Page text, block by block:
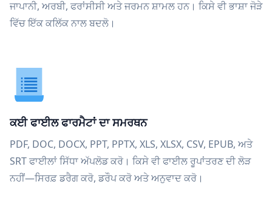
ਜਾਪਾਨੀ, ਅਰਬੀ, ਫਰਾਂਸੀਸੀ ਅਤੇ ਜਰਮਨ ਸ਼ਾਮਲ ਹਨ। ਕਿਸੇ ਵੀ ਭਾਸ਼ਾ ਜੋੜੇ
ਵਿੱਚ ਇੱਕ ਕਲਿੱਕ ਨਾਲ ਬਦਲੋ।
ਕਈ ਫਾਈਲ ਫਾਰਮੈਟਾਂ ਦਾ ਸਮਰਥਨ
PDF, DOC, DOCX, PPT, PPTX, XLS, XLSX, CSV, EPUB, ਅਤੇ
SRT ਫਾਈਲਾਂ ਸਿੱਧਾ ਅੱਪਲੋਡ ਕਰੋ। ਕਿਸੇ ਵੀ ਫਾਈਲ ਰੂਪਾਂਤਰਣ ਦੀ ਲੋੜ
ਨਹੀਂ—ਸਿਰਫ਼ ਡਰੈਗ ਕਰੋ, ਡਰੌਪ ਕਰੋ ਅਤੇ ਅਨੁਵਾਦ ਕਰੋ।